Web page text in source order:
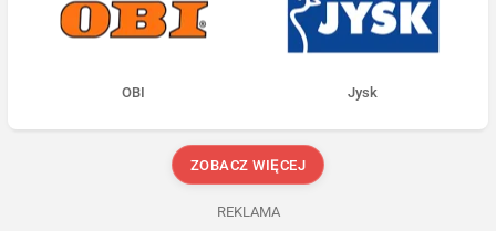
OBI Jysk
ZOBACZ WIĘCEJ
REKLAMA